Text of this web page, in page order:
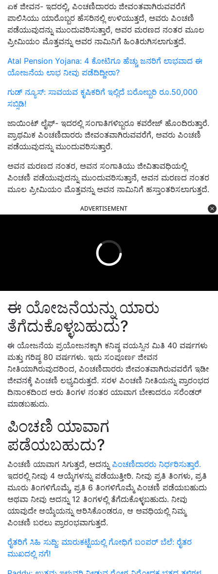
ಏಕ ಜೀವನ- ಇದರಲ್ಲಿ, ಪಿಂಚಣಿದಾರರು ಜೀವಂತವಾಗಿರುವವರೆಗೆ
ಪಾಲಿಸಿಯು ಯಾರೊಬ್ಬರ ಹೆಸರಿನಲ್ಲಿ ಉಳಿಯುತ್ತದೆ, ಅವರು ಪಿಂಚಣಿ
ಪಡೆಯುವುದನ್ನು ಮುಂದುವರಿಸುತ್ತಾರೆ, ಅವರ ಮರಣದ ನಂತರ ಮೂಲ
ಪ್ರೀಮಿಯಂ ಮೊತ್ತವನ್ನು ಅವರ ನಾಮಿನಿಗೆ ಹಿಂತಿರುಗಿಸಲಾಗುತ್ತದೆ.
Atal Pension Yojana: 4 ಕೋಟಿಗೂ ಹೆಚ್ಚು ಜನರಿಗೆ ಲಾಭವಾದ ಈ
ಯೋಜನೆಯ ಲಾಭ ನೀವು ಪಡೆದಿದ್ದೀರಾ?
ಗುಡ್‌ ನ್ಯೂಸ್‌: ಸಾವಯವ ಕೃಷಿಕರಿಗೆ ಇಲ್ಲಿದೆ ಬರೋಬ್ಬರಿ ರೂ.50,000
ಸಬ್ಸಿಡಿ!
ಜಾಯಿಂಟ್ ಲೈಫ್- ಇದರಲ್ಲಿ ಸಂಗಾತಿಗಳಿಬ್ಬರೂ ಕವರೇಜ್ ಹೊಂದಿರುತ್ತಾರೆ.
ಪ್ರಾಥಮಿಕ ಪಿಂಚಣಿದಾರರು ಜೀವಂತವಾಗಿರುವವರೆಗೆ, ಅವರು ಪಿಂಚಣಿ
ಪಡೆಯುವುದನ್ನು ಮುಂದುವರಿಸುತ್ತಾರೆ.
ಅವನ ಮರಣದ ನಂತರ, ಅವನ ಸಂಗಾತಿಯು ಜೀವಿತಾವಧಿಯಲ್ಲಿ
ಪಿಂಚಣಿ ಪಡೆಯುವುದನ್ನು ಮುಂದುವರಿಸುತ್ತಾನೆ, ಅವನ ಮರಣದ ನಂತರ
ಮೂಲ ಪ್ರೀಮಿಯಂ ಮೊತ್ತವನ್ನು ಅವನ ನಾಮಿನಿಗೆ ಹಸ್ತಾಂತರಿಸಲಾಗುತ್ತದೆ.
ADVERTISEMENT
ಈ ಯೋಜನೆಯನ್ನು ಯಾರು
ತೆಗೆದುಕೊಳ್ಳಬಹುದು?
ಈ ಯೋಜನೆಯ ಪ್ರಯೋಜನಕ್ಕಾಗಿ ಕನಿಷ್ಠ ವಯಸ್ಸಿನ ಮಿತಿ 40 ವರ್ಷಗಳು
ಮತ್ತು ಗರಿಷ್ಠ 80 ವರ್ಷಗಳು. ಇದು ಸಂಪೂರ್ಣ ಜೀವನ
ನೀತಿಯಾಗಿರುವುದರಿಂದ, ಪಿಂಚಣಿದಾರರು ಜೀವಂತವಾಗಿರುವವರೆಗೆ ಇಡೀ
ಜೀವನಕ್ಕೆ ಪಿಂಚಣಿ ಲಭ್ಯವಿರುತ್ತದೆ. ಸರಳ ಪಿಂಚಣಿ ನೀತಿಯನ್ನು ಪ್ರಾರಂಭದ
ದಿನಾಂಕದಿಂದ ಆರು ತಿಂಗಳ ನಂತರ ಯಾವಾಗ ಬೇಕಾದರೂ ಸರೆಂಡರ್
ಮಾಡಬಹುದು.
ಪಿಂಚಣಿ ಯಾವಾಗ
ಪಡೆಯಬಹುದು?
ಪಿಂಚಣಿ ಯಾವಾಗ ಸಿಗುತ್ತದೆ, ಅದನ್ನು ಪಿಂಚಣಿದಾರರು ನಿರ್ಧರಿಸುತ್ತಾರೆ.
ಇದರಲ್ಲಿ ನೀವು 4 ಆಯ್ಕೆಗಳನ್ನು ಪಡೆಯುತ್ತೀರಿ. ನೀವು ಪ್ರತಿ ತಿಂಗಳು, ಪ್ರತಿ
ಮೂರು ತಿಂಗಳಿಗೊಮ್ಮೆ, ಪ್ರತಿ 6 ತಿಂಗಳಿಗೊಮ್ಮೆ ಪಿಂಚಣಿ ಪಡೆಯಬಹುದು
ಅಥವಾ ನೀವು ಅದನ್ನು 12 ತಿಂಗಳಲ್ಲಿ ತೆಗೆದುಕೊಳ್ಳಬಹುದು. ನೀವು
ಯಾವುದೇ ಆಯ್ಕೆಯನ್ನು ಆರಿಸಿಕೊಂಡರೂ, ಆ ಅವಧಿಯಲ್ಲಿ ನಿಮ್ಮ
ಪಿಂಚಣಿ ಬರಲು ಪ್ರಾರಂಭವಾಗುತ್ತದೆ.
ರೈತರಿಗೆ ಸಿಹಿ ಸುದ್ದಿ: ಮಾರುಕಟ್ಟೆಯಲ್ಲಿ ಗೋಧಿಗೆ ಬಂಪರ್ ಬೆಲೆ: ರೈತರ
ಮುಖದಲ್ಲಿ ನಗೆ!